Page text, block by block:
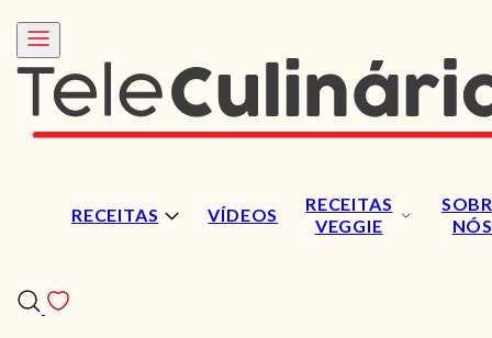
RECEITAS VÍDEOS
RECEITAS
VEGGIE
NÓS